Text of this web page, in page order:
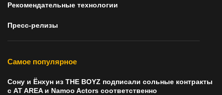
Рекомендательные технологии
Пресс-релизы
Самое популярное
Сону и Ёнхун из THE BOYZ подписали сольные контракты
с AT AREA и Namoo Actors соответственно